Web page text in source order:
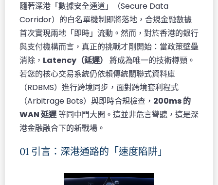
隨著深港「數據安全通道」（Secure Data
Corridor）的白名單機制即將落地，合規金融數據
首次實現兩地「即時」流動。然而，對於香港的銀行
與支付機構而言，真正的挑戰才剛開始：當政策壁壘
消除， Latency（延遲）
將成為唯一的技術樽頸。
若您的核心交易系統仍依賴傳統關聯式資料庫
（RDBMS）進行跨境同步，面對跨境套利程式
（Arbitrage Bots）與即時合規檢查， 200ms 的
WAN 延遲等同中門大開。這並非危言聳聽，這是深
港金融融合下的新戰場。
01 引言：深港通路的「速度陷阱」